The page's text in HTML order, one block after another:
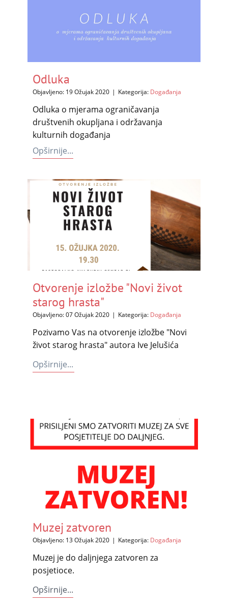
Odluka
Objavljeno: 19 Ožujak 2020 Kategorija: Događanja
Odluka o mjerama ograničavanja
društvenih okupljana i održavanja
kulturnih događanja
Opširnije...
Otvorenje izložbe "Novi život
starog hrasta"
Objavljeno: 07 Ožujak 2020 Kategorija: Događanja
Pozivamo Vas na otvorenje izložbe "Novi
život starog hrasta" autora Ive Jelušića
Opširnije...
Muzej zatvoren
Objavljeno: 13 Ožujak 2020 Kategorija: Događanja
Muzej je do daljnjega zatvoren za
posjetioce.
Opširnije...